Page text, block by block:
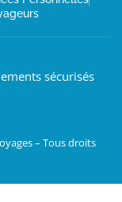
sécurisés
– Tous droits